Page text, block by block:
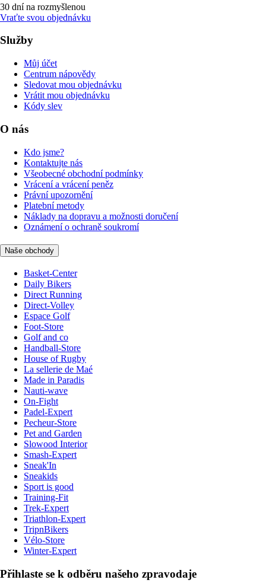
30 dní na rozmyšlenou
Vraťte svou objednávku
Služby
Můj účet
Centrum nápovědy
Sledovat mou objednávku
Vrátit mou objednávku
Kódy slev
O nás
Kdo jsme?
Kontaktujte nás
Všeobecné obchodní podmínky
Vrácení a vrácení peněz
Právní upozornění
Platební metody
Náklady na dopravu a možnosti doručení
Oznámení o ochraně soukromí
Naše obchody
Basket-Center
Daily Bikers
Direct Running
Direct-Volley
Espace Golf
Foot-Store
Golf and co
Handball-Store
House of Rugby
La sellerie de Maé
Made in Paradis
Nauti-wave
On-Fight
Padel-Expert
Pecheur-Store
Pet and Garden
Slowood Interior
Smash-Expert
Sneak'In
Sneakids
Sport is good
Training-Fit
Trek-Expert
Triathlon-Expert
TripnBikers
Vélo-Store
Winter-Expert
Přihlaste se k odběru našeho zpravodaje